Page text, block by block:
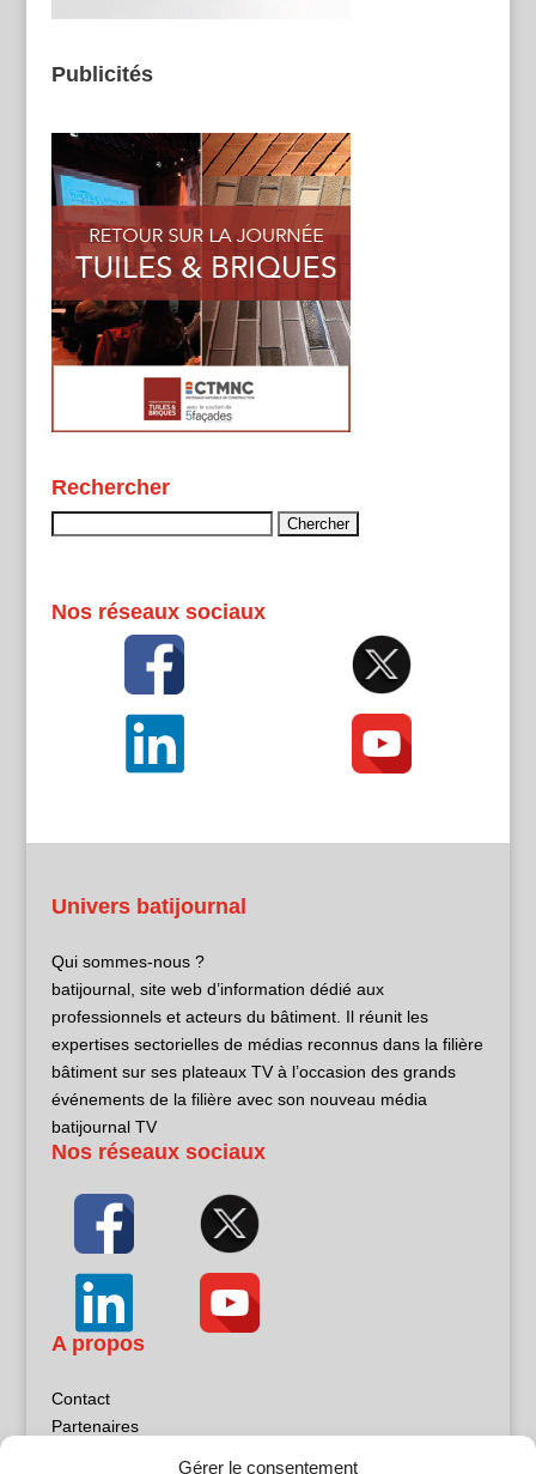
Gérer le consentement
Publicités
Rechercher
Nos réseaux sociaux
Univers batijournal
Qui sommes-nous ?
batijournal, site web d’information dédié aux
professionnels et acteurs du bâtiment. Il réunit les
expertises sectorielles de médias reconnus dans la filière
bâtiment sur ses plateaux TV à l’occasion des grands
événements de la filière avec son nouveau média
batijournal TV
Nos réseaux sociaux
A propos
Contact
Partenaires